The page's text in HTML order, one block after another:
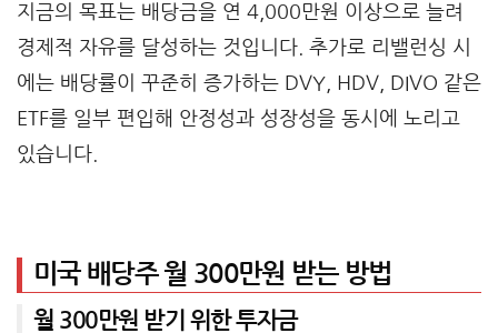
지금의 목표는 배당금을 연 4,000만원 이상으로 늘려
경제적 자유를 달성하는 것입니다. 추가로 리밸런싱 시
에는 배당률이 꾸준히 증가하는 DVY, HDV, DIVO 같은
ETF를 일부 편입해 안정성과 성장성을 동시에 노리고
있습니다.
미국 배당주 월 300만원 받는 방법
월 300만원 받기 위한 투자금